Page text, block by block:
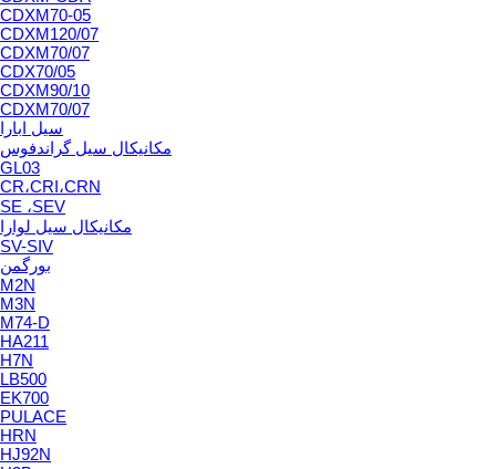
CDXM70-05
CDXM120/07
CDXM70/07
CDX70/05
CDXM90/10
CDXM70/07
سیل ابارا
مکانیکال سیل گراندفوس
GL03
CR،CRI،CRN
SE ،SEV
مکانیکال سیل لوارا
SV-SIV
بورگمن
M2N
M3N
M74-D
HA211
H7N
LB500
EK700
PULACE
HRN
HJ92N